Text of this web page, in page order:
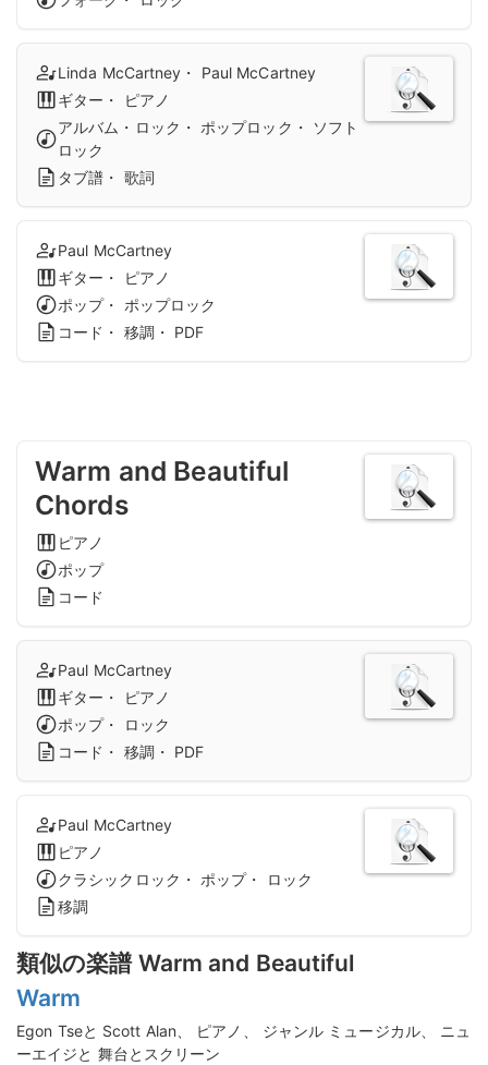
Linda McCartney・ Paul McCartney
ギター・ ピアノ
アルバム・ロック・ ポップロック・ ソフト
ロック
タブ譜・ 歌詞
Paul McCartney
ギター・ ピアノ
ポップ・ ポップロック
コード・ 移調・ PDF
Warm and Beautiful
Chords
ピアノ
ポップ
コード
Paul McCartney
ギター・ ピアノ
ポップ・ ロック
コード・ 移調・ PDF
Paul McCartney
ピアノ
クラシックロック・ ポップ・ ロック
移調
類似の楽譜 Warm and Beautiful
Warm
Egon Tseと Scott Alan、 ピアノ、 ジャンル ミュージカル、 ニュ
ーエイジと 舞台とスクリーン